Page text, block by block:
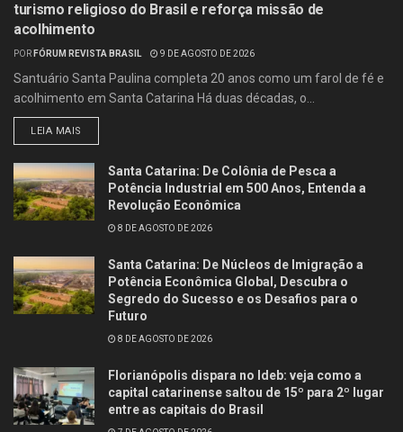
turismo religioso do Brasil e reforça missão de
acolhimento
POR FÓRUM REVISTA BRASIL 9 DE AGOSTO DE 2026
Santuário Santa Paulina completa 20 anos como um farol de fé e
acolhimento em Santa Catarina Há duas décadas, o...
LEIA MAIS
Santa Catarina: De Colônia de Pesca a
Potência Industrial em 500 Anos, Entenda a
Revolução Econômica
8 DE AGOSTO DE 2026
Santa Catarina: De Núcleos de Imigração a
Potência Econômica Global, Descubra o
Segredo do Sucesso e os Desafios para o
Futuro
8 DE AGOSTO DE 2026
Florianópolis dispara no Ideb: veja como a
capital catarinense saltou de 15º para 2º lugar
entre as capitais do Brasil